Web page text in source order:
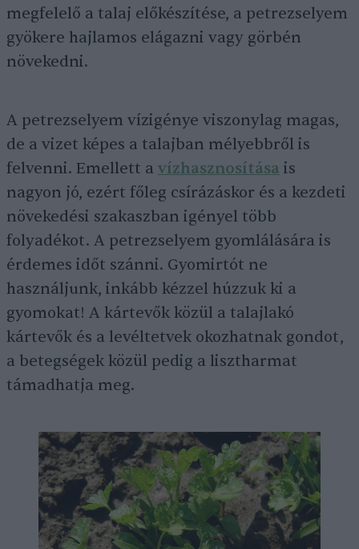
megfelelő a talaj előkészítése, a petrezselyem
gyökere hajlamos elágazni vagy görbén
növekedni.
A petrezselyem vízigénye viszonylag magas,
de a vizet képes a talajban mélyebbről is
felvenni. Emellett a vízhasznosítása is
nagyon jó, ezért főleg csírázáskor és a kezdeti
növekedési szakaszban igényel több
folyadékot. A petrezselyem gyomlálására is
érdemes időt szánni. Gyomirtót ne
használjunk, inkább kézzel húzzuk ki a
gyomokat! A kártevők közül a talajlakó
kártevők és a levéltetvek okozhatnak gondot,
a betegségek közül pedig a lisztharmat
támadhatja meg.